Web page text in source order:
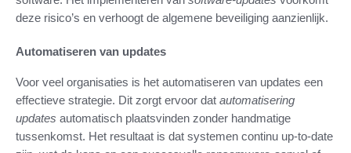
deze risico’s en verhoogt de algemene beveiliging aanzienlijk.
Automatiseren van updates
Voor veel organisaties is het automatiseren van updates een
effectieve strategie. Dit zorgt ervoor dat automatisering
updates automatisch plaatsvinden zonder handmatige
tussenkomst. Het resultaat is dat systemen continu up-to-date